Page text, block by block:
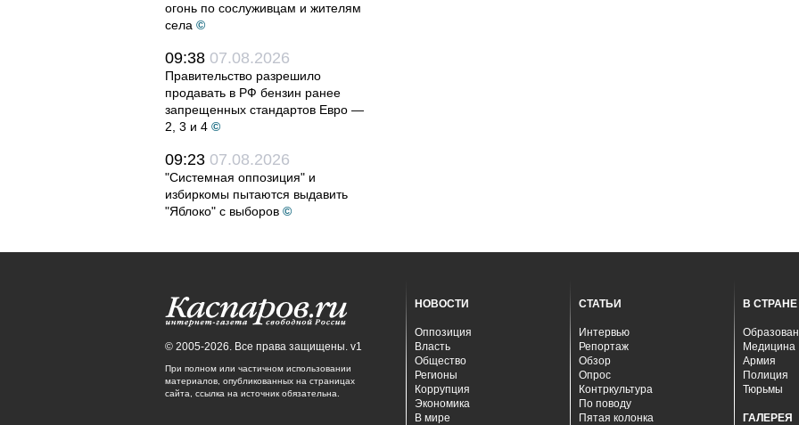
огонь по сослуживцам и жителям
села ©
09:38 07.08.2026
Правительство разрешило
продавать в РФ бензин ранее
запрещенных стандартов Евро —
2, 3 и 4 ©
09:23 07.08.2026
"Системная оппозиция" и
избиркомы пытаются выдавить
"Яблоко" с выборов ©
© 2005-2026. Все права защищены. v1
При полном или частичном использовании
материалов, опубликованных на страницах
сайта, ссылка на источник обязательна.
НОВОСТИ
Оппозиция
Власть
Общество
Регионы
Коррупция
Экономика
В мире
СТАТЬИ
Интервью
Репортаж
Обзор
Опрос
Контркультура
По поводу
Пятая колонка
В СТРАНЕ
Медицина
Армия
Полиция
Тюрьмы
ГАЛЕРЕЯ